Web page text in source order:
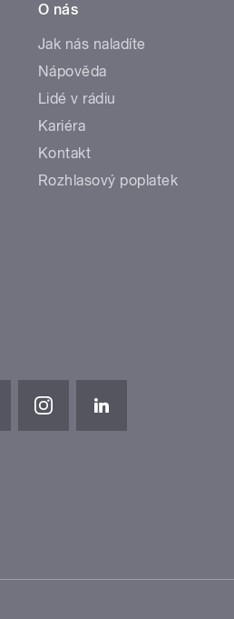
O nás
Jak nás naladíte
Nápověda
Lidé v rádiu
Kariéra
Kontakt
Rozhlasový poplatek